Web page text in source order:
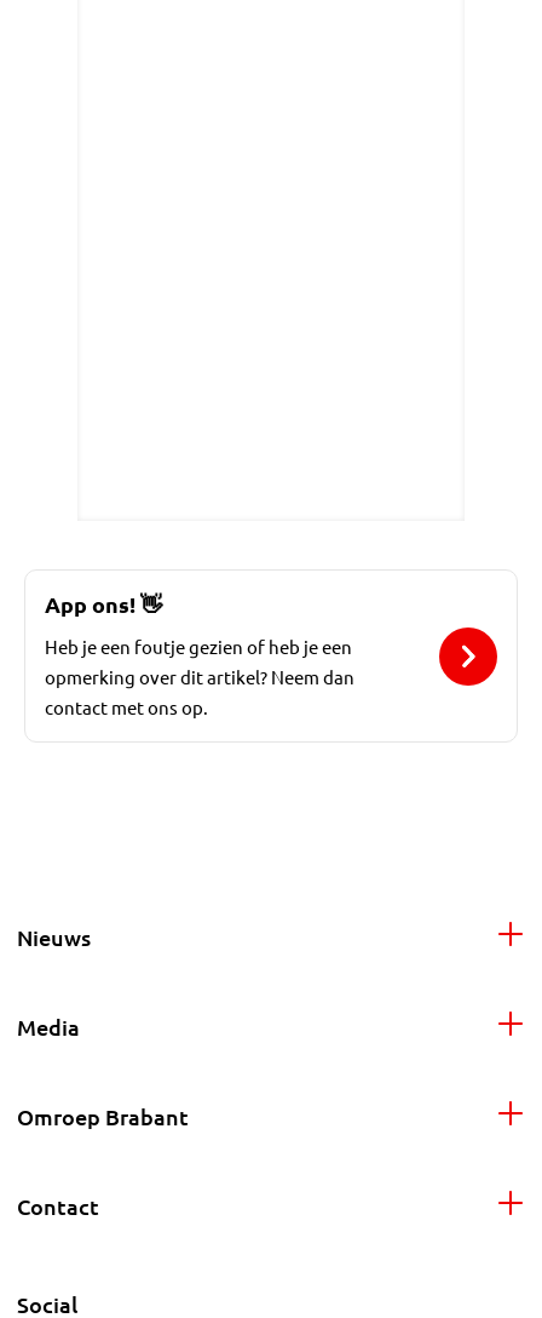
App ons!👋
Heb je een foutje gezien of heb je een
opmerking over dit artikel? Neem dan
contact met ons op.
Nieuws
Media
Omroep Brabant
Contact
Social